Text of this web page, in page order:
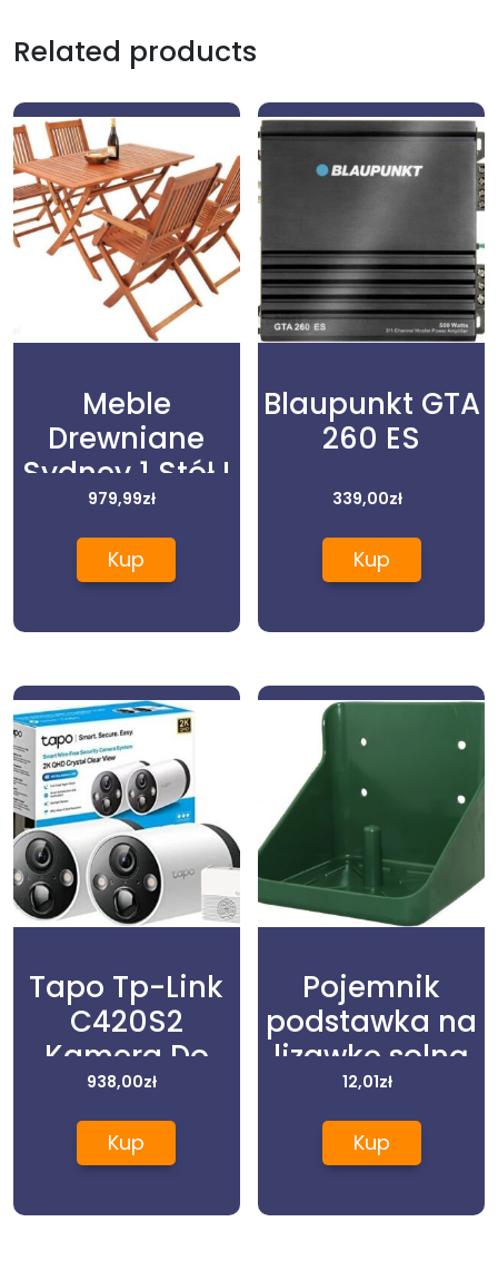
Related products
Meble
Drewniane
Sydney 1 Stół I
4 Krzesła
979,99zł
Kup
Blaupunkt GTA
260 ES
339,00zł
Kup
Tapo Tp-Link
C420S2
Kamera Do
Monitoringu
Zewnętrzna
Wysoka
2K 180 Dni
938,00zł
Kup
Pojemnik
podstawka na
lizawkę solną
dla koni,bydła
12,01zł
Kup